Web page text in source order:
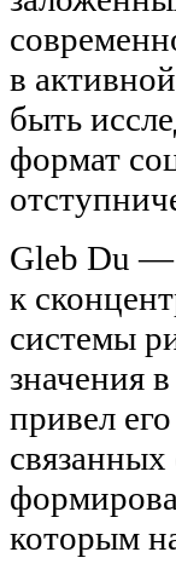
в
быть
формат
Gleb Du —
к
системы
значения
привел
связанных
которым